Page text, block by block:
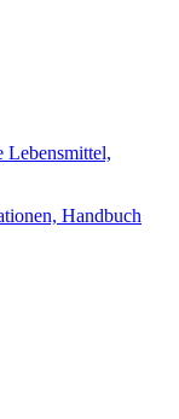
Lebensmittel,
Handbuch